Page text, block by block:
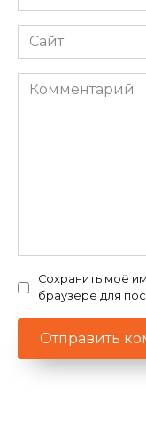
*
Сайт
Комментарий
Сохранить моё
браузере для